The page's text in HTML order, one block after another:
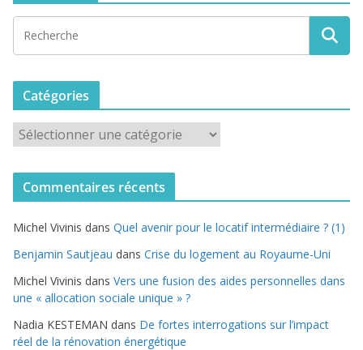
Catégories
t
o
r
i
e
Commentaires récents
Michel Vivinis dans Quel avenir pour le locatif intermédiaire ? (1)
Benjamin Sautjeau dans Crise du logement au Royaume-Uni
Michel Vivinis dans Vers une fusion des aides personnelles dans
une « allocation sociale unique » ?
Nadia KESTEMAN dans De fortes interrogations sur l’impact
réel de la rénovation énergétique